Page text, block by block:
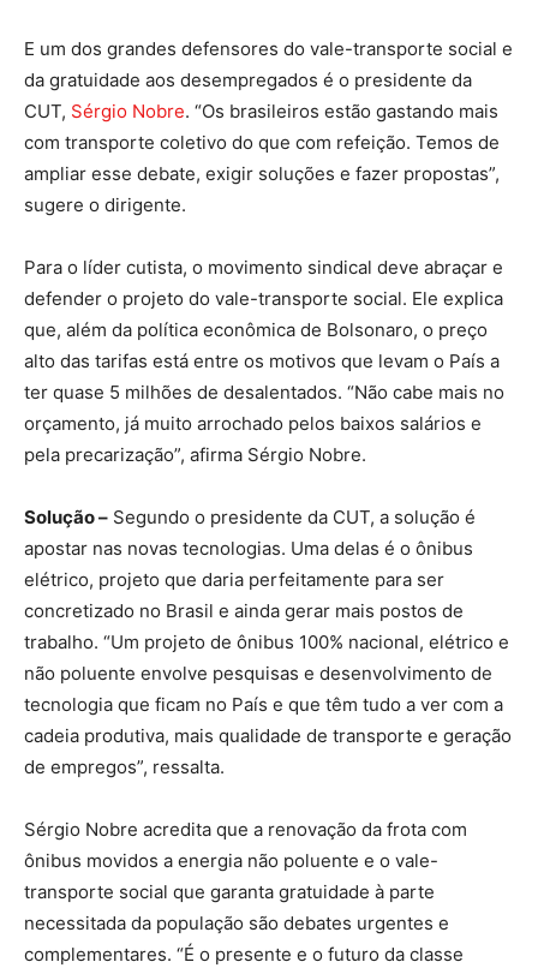
E um dos grandes defensores do vale-transporte social e
da gratuidade aos desempregados é o presidente da
CUT, Sérgio Nobre. “Os brasileiros estão gastando mais
com transporte coletivo do que com refeição. Temos de
ampliar esse debate, exigir soluções e fazer propostas”,
sugere o dirigente.
Para o líder cutista, o movimento sindical deve abraçar e
defender o projeto do vale-transporte social. Ele explica
que, além da política econômica de Bolsonaro, o preço
alto das tarifas está entre os motivos que levam o País a
ter quase 5 milhões de desalentados. “Não cabe mais no
orçamento, já muito arrochado pelos baixos salários e
pela precarização”, afirma Sérgio Nobre.
Solução – Segundo o presidente da CUT, a solução é
apostar nas novas tecnologias. Uma delas é o ônibus
elétrico, projeto que daria perfeitamente para ser
concretizado no Brasil e ainda gerar mais postos de
trabalho. “Um projeto de ônibus 100% nacional, elétrico e
não poluente envolve pesquisas e desenvolvimento de
tecnologia que ficam no País e que têm tudo a ver com a
cadeia produtiva, mais qualidade de transporte e geração
de empregos”, ressalta.
Sérgio Nobre acredita que a renovação da frota com
ônibus movidos a energia não poluente e o vale-
transporte social que garanta gratuidade à parte
necessitada da população são debates urgentes e
complementares. “É o presente e o futuro da classe